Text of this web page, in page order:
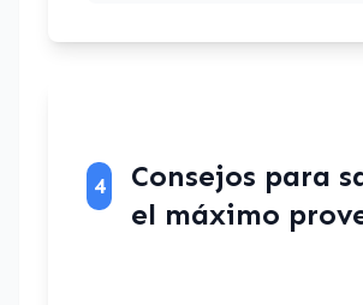
4
Consejos para
el máximo